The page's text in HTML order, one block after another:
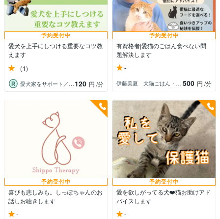
予約受付中
愛犬を上手にしつける重要なコツ教
えます
- (1)
愛犬家をサポート／コーチ＆メモリアル動画 120 円 /分
予約受付中
有資格者|愛猫のごはん食べない問
題解決します
-
伊藤美夏 犬猫ごはん・お悩み相談 500 円 /分
予約受付中
喜びも悲しみも。しっぽちゃんのお
話しお聴きします
-
予約受付中
愛を欲しがってる犬❤️猫お助けアド
バイスします
-